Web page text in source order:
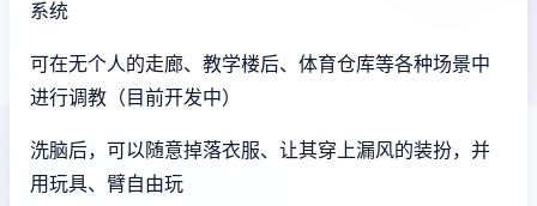
系统
可在无个人的走廊、教学楼后、体育仓库等各种场景中
进行调教（目前开发中）
洗脑后，可以随意掉落衣服、让其穿上漏风的装扮，并
用玩具、臂自由玩